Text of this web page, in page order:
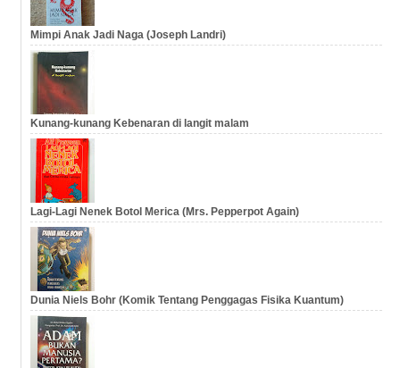
Mimpi Anak Jadi Naga (Joseph Landri)
Kunang-kunang Kebenaran di langit malam
Lagi-Lagi Nenek Botol Merica (Mrs. Pepperpot Again)
Dunia Niels Bohr (Komik Tentang Penggagas Fisika Kuantum)